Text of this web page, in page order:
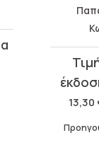
13,30
Original
price
was:
13,30 €.
τιμή
είναι: